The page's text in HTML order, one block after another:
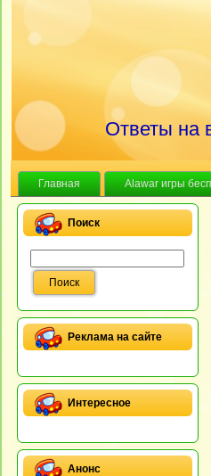
Ответы на
Главная Alawar игры
Поиск
Реклама на сайте
Интересное
Анонс